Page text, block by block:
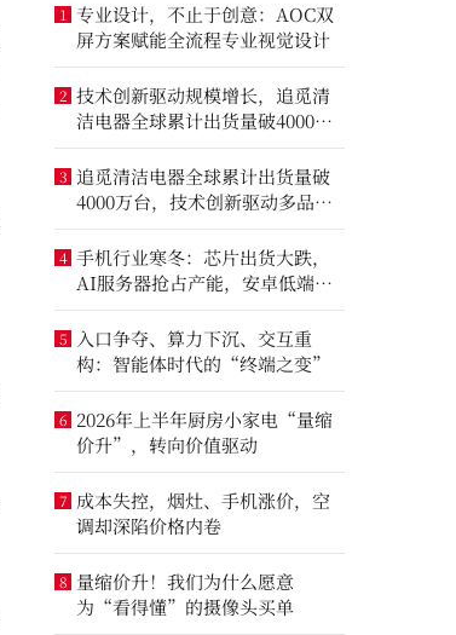
1
专业设计，不止于创意：AOC双
屏方案赋能全流程专业视觉设计
2 技术创新驱动规模增长，追觅清
洁电器全球累计出货量破4000万
台
3 追觅清洁电器全球累计出货量破
4000万台，技术创新驱动多品类
增长
4 手机行业寒冬：芯片出货大跌，
AI服务器抢占产能，安卓低端压
力最大
5
入口争夺、算力下沉、交互重
构：智能体时代的“终端之变”
6 2026年上半年厨房小家电“量缩
价升”，转向价值驱动
7 成本失控，烟灶、手机涨价，空
调却深陷价格内卷
8 量缩价升！我们为什么愿意
为“看得懂”的摄像头买单